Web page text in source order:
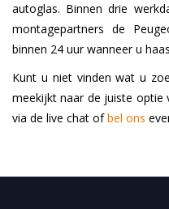
autoglas. Binnen drie
montagepartners de
binnen 24 uur wanneer u
Kunt u niet vinden wat u
meekijkt naar de juiste optie
via de live chat ofbel ons